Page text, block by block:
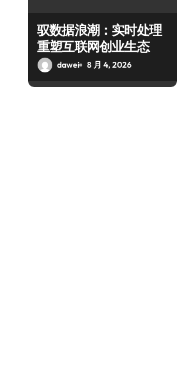
驭数据浪潮：实时处理
重塑互联网创业生态
dawei 8 月 4, 2026